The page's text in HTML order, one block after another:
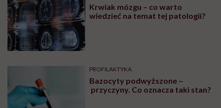
Krwiak mózgu – co warto
wiedzieć na temat tej patologii?
PROFILAKTYKA
Bazocyty podwyższone –
przyczyny. Co oznacza taki stan?